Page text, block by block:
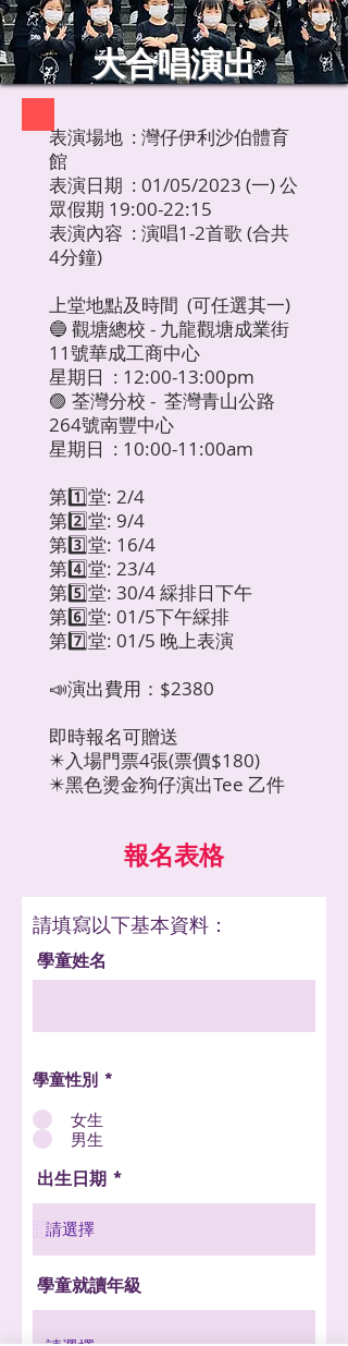
大合唱演出
表演場地 : 灣仔伊利沙伯體育
館
表演日期 : 01/05/2023 (一) 公
眾假期 19:00-22:15
表演內容 : 演唱1-2首歌 (合共
4分鐘)
上堂地點及時間 (可任選其一)
🔵 觀塘總校 - 九龍觀塘成業街
11號華成工商中心
星期日 : 12:00-13:00pm
🟣 荃灣分校 - 荃灣青山公路
264號南豐中心
星期日 : 10:00-11:00am
第1️⃣堂: 2/4
第2️⃣堂: 9/4
第3️⃣堂: 16/4
第4️⃣堂: 23/4
第5️⃣堂: 30/4 綵排日下午
第6️⃣堂: 01/5下午綵排
第7️⃣堂: 01/5 晚上表演
📣演出費用：$2380
即時報名可贈送
✴️入場門票4張(票價$180)
✴️黑色燙金狗仔演出Tee 乙件
報名表格
​請填寫以下基本資料：
學童姓名
學童性別 *
女生
男生
出生日期 *r
e
d
學童就讀年級